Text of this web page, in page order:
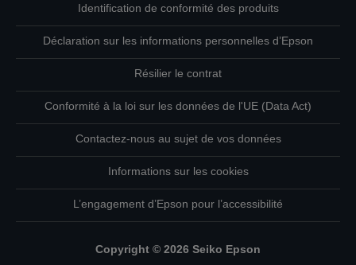
Identification de conformité des produits
Déclaration sur les informations personnelles d’Epson
Résilier le contrat
Conformité à la loi sur les données de l'UE (Data Act)
Contactez-nous au sujet de vos données
Informations sur les cookies
L’engagement d’Epson pour l’accessibilité
Copyright © 2026 Seiko Epson